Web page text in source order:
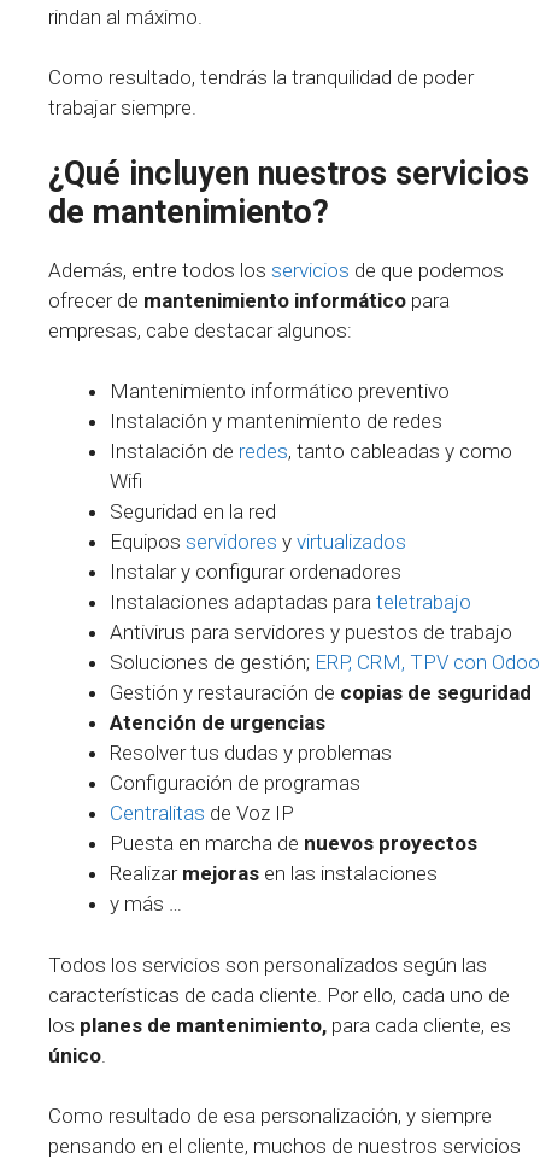
rindan al máximo.
Como resultado, tendrás la tranquilidad de poder
trabajar siempre.
¿Qué incluyen nuestros servicios
de mantenimiento?
Además, entre todos los servicios de que podemos
ofrecer de mantenimiento informático para
empresas, cabe destacar algunos:
Mantenimiento informático preventivo
Instalación y mantenimiento de redes
Instalación de redes, tanto cableadas y como
Wifi
Seguridad en la red
Equipos servidores y virtualizados
Instalar y configurar ordenadores
Instalaciones adaptadas para teletrabajo
Antivirus para servidores y puestos de trabajo
Soluciones de gestión; ERP, CRM, TPV con Odoo
Gestión y restauración de copias de seguridad
Atención de urgencias
Resolver tus dudas y problemas
Configuración de programas
Centralitas de Voz IP
Puesta en marcha de nuevos proyectos
Realizar mejoras en las instalaciones
y más …
Todos los servicios son personalizados según las
características de cada cliente. Por ello, cada uno de
los planes de mantenimiento, para cada cliente, es
único
Como resultado de esa personalización, y siempre
pensando en el cliente, muchos de nuestros servicios